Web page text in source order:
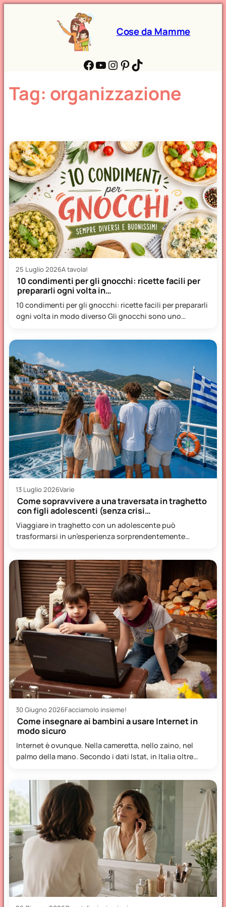
Cose da Mamme
Facebook YouTube Instagram Pinterest TikTok
Tag: organizzazione
25 Luglio 2026A tavola!
10 condimenti per gli gnocchi: ricette facili per
prepararli ogni volta in…
10 condimenti per gli gnocchi: ricette facili per prepararli
ogni volta in modo diverso Gli gnocchi sono uno…
13 Luglio 2026Varie
Come sopravvivere a una traversata in traghetto
con figli adolescenti (senza crisi…
Viaggiare in traghetto con un adolescente può
trasformarsi in un’esperienza sorprendentemente
30 Giugno 2026Facciamolo insieme!
Come insegnare ai bambini a usare Internet in
modo sicuro
Internet è ovunque. Nella cameretta, nello zaino, nel
palmo della mano. Secondo i dati Istat, in Italia oltre…